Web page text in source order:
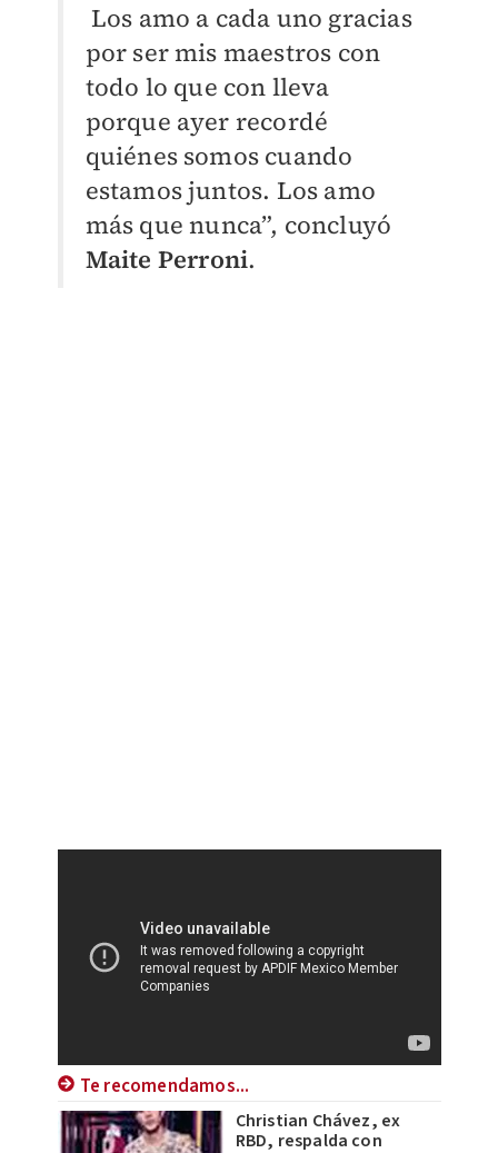
Los amo a cada uno gracias
por ser mis maestros con
todo lo que con lleva
porque ayer recordé
quiénes somos cuando
estamos juntos. Los amo
más que nunca”, concluyó
Maite Perroni.
Te recomendamos...
Christian Chávez, ex
RBD, respalda con